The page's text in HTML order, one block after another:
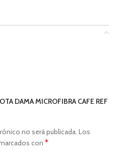
DAMA MICROFIBRA CAFE REF
no será publicada. Los
con *